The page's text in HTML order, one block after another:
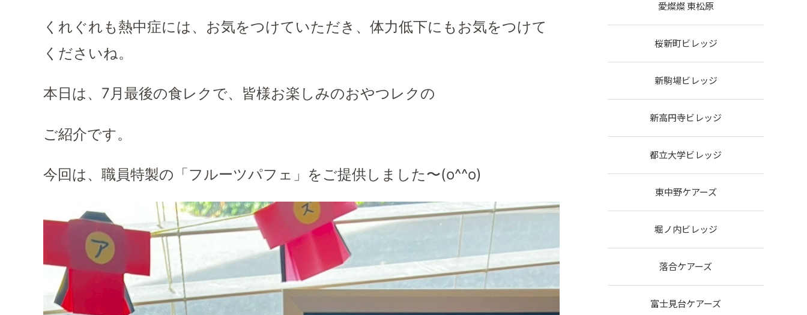
くれぐれも熱中症には、お気をつけていただき、体力低下にもお気をつけて
くださいね。
本日は、7月最後の食レクで、皆様お楽しみのおやつレクの
ご紹介です。
今回は、職員特製の「フルーツパフェ」をご提供しました〜(o^^o)
愛燦燦 東松原
桜新町ビレッジ
新駒場ビレッジ
新高円寺ビレッジ
都立大学ビレッジ
東中野ケアーズ
堀ノ内ビレッジ
落合ケアーズ
富士見台ケアーズ